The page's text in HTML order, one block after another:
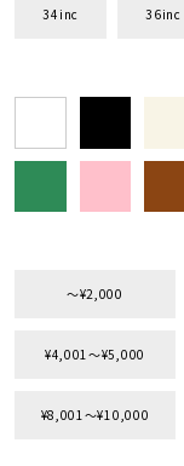
並び順
カテゴリ
29inc
40inc
34inc 36inc
〜¥2,000
¥4,001〜¥5,000
¥8,001〜¥10,000